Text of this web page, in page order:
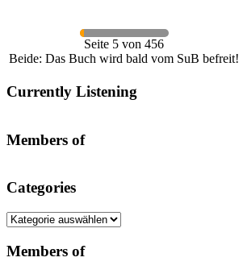
Seite 5 von 456
Beide: Das Buch wird bald vom SuB befreit!
Currently Listening
Members of
Categories
Categories
Members of